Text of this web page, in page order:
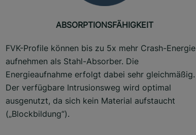
ABSORPTIONSFÄHIGKEIT
FVK-Profile können bis zu 5x mehr Crash-Energie
aufnehmen als Stahl-Absorber. Die
Energieaufnahme erfolgt dabei sehr gleichmäßig.
Der verfügbare Intrusionsweg wird optimal
ausgenutzt, da sich kein Material aufstaucht
(„Blockbildung“).